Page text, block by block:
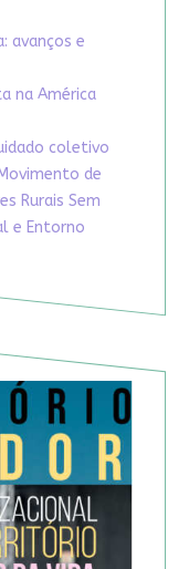
avanços e
na América
coletivo
de
Rurais Sem
e Entorno